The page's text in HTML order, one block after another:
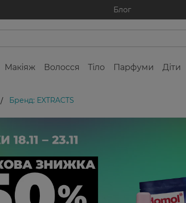
Блог
Макіяж Волосся Тіло Парфуми Діти
/ Бренд: EXTRACTS